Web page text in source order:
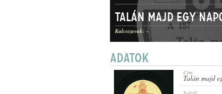
MŰFAJ:
Talán majd egy
Kulcsszavak: -
Cím:
Talán majd
Szerző: